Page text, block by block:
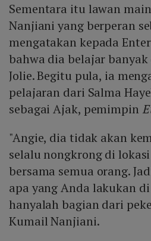
Sementara itu lawan
Nanjiani yang berperan
mengatakan kepada
bahwa dia belajar
Jolie. Begitu pula, ia
pelajaran dari Salma
sebagai Ajak, pemimpin
"Angie, dia tidak akan
selalu nongkrong di
bersama semua orang.
apa yang Anda lakukan
hanyalah bagian dari
Kumail Nanjiani.